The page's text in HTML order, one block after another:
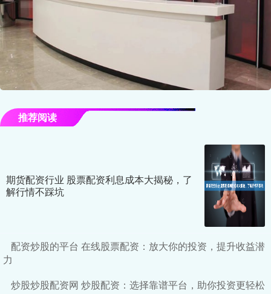
推荐阅读
期货配资行业 股票配资利息成本大揭秘，了
解行情不踩坑
配资炒股的平台 在线股票配资：放大你的投资，提升收益潜
力
炒股炒股配资网 炒股配资：选择靠谱平台，助你投资更轻松